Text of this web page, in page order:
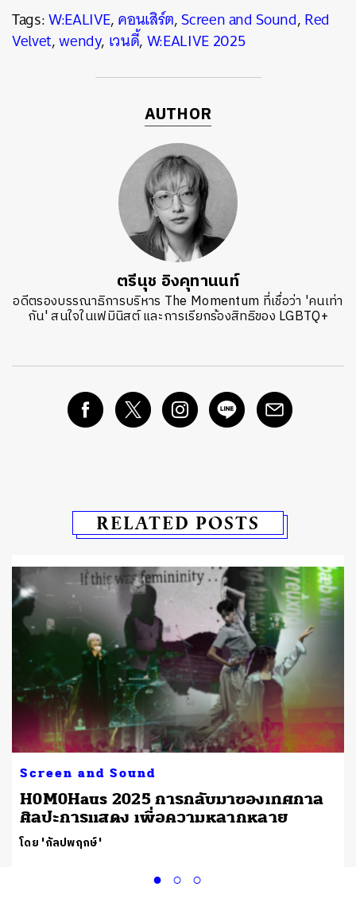
Tags:W:EALIVE,คอนเสิร์ต,Screen and Sound,Red
Velvet,wendy, เวนดี้,W:EALIVE 2025
AUTHOR
ตรีนุช อิงคุทานนท์
อดีตรองบรรณาธิการบริหาร The Momentum ที่เชื่อว่า 'คนเท่า
กัน' สนใจในเฟมินิสต์ และการเรียกร้องสิทธิของ LGBTQ+
RELATED POSTS
Screen and Sound
H0M0Haus 2025 การกลับมาของเทศกาล
ศิลปะการแสดง เพื่อความหลากหลาย
โดย 'กัลปพฤกษ์'